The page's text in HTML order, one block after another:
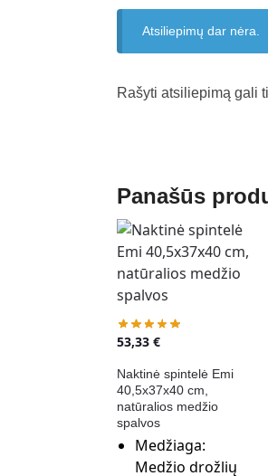
Atsiliepimų dar nėra.
Rašyti atsiliepimą gali
Panašūs
53,33 €
Naktinė spintelė Emi
40,5x37x40 cm,
natūralios medžio
spalvos
Medžiaga:
Medžio drožlių